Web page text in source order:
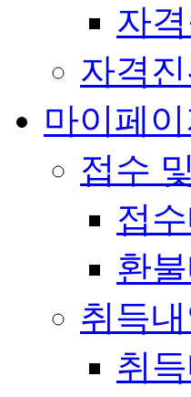
자
자격
마이페이
접수
접
환
취득내
취